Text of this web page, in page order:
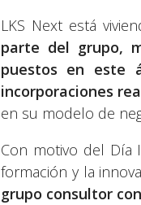
LKS Next está
parte del grupo,
puestos en este
incorporaciones
en su modelo de
Con motivo del Día
formación y la
grupo consultor